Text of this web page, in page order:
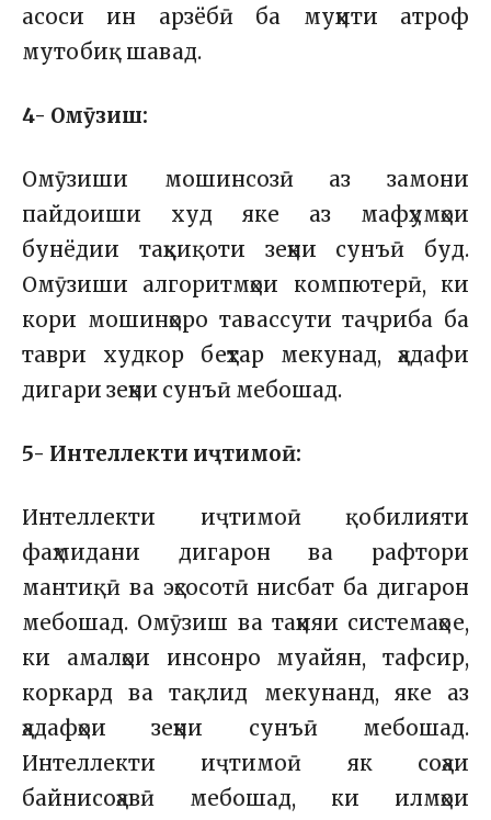
асоси ин арзёбӣ ба муҳити атроф
мутобиқ шавад.
4- Омӯзиш:
Омӯзиши мошинсозӣ аз замони
пайдоиши худ яке аз мафҳумҳои
бунёдии таҳқиқоти зеҳни сунъӣ буд.
Омӯзиши алгоритмҳои компютерӣ, ки
кори мошинҳоро тавассути таҷриба ба
таври худкор беҳтар мекунад, ҳадафи
дигари зеҳни сунъӣ мебошад.
5- Интеллекти иҷтимоӣ:
Интеллекти иҷтимоӣ қобилияти
фаҳмидани дигарон ва рафтори
мантиқӣ ва эҳсосотӣ нисбат ба дигарон
мебошад. Омӯзиш ва таҳияи системаҳое,
ки амалҳои инсонро муайян, тафсир,
коркард ва тақлид мекунанд, яке аз
ҳадафҳои зеҳни сунъӣ мебошад.
Интеллекти иҷтимоӣ як соҳаи
байнисоҳавӣ мебошад, ки илмҳои